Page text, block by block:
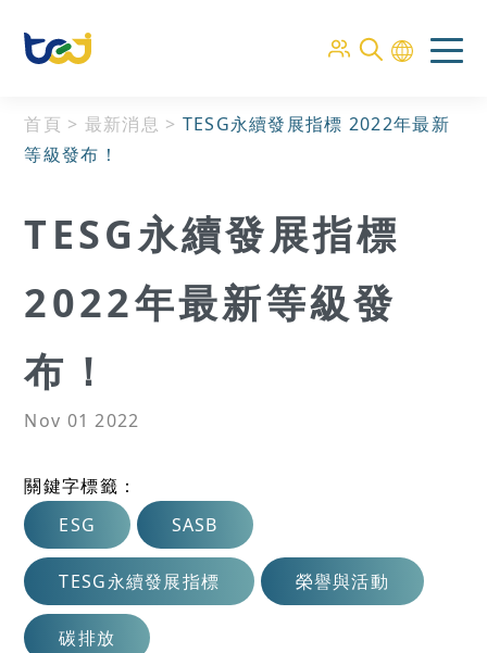
首頁 > 最新消息 > TESG永續發展指標 2022年最新
等級發布！
TESG永續發展指標
2022年最新等級發
布！
Nov 01 2022
關鍵字標籤：
ESG
SASB
TESG永續發展指標 榮譽與活動
碳排放